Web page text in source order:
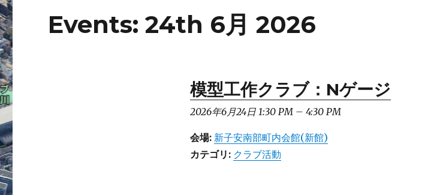
Events: 24th 6月 2026
模型工作クラブ：Nゲージ
2026年6月24日 1:30 PM– 4:30 PM
会場: 新子安南部町内会館(新館)
カテゴリ: クラブ活動